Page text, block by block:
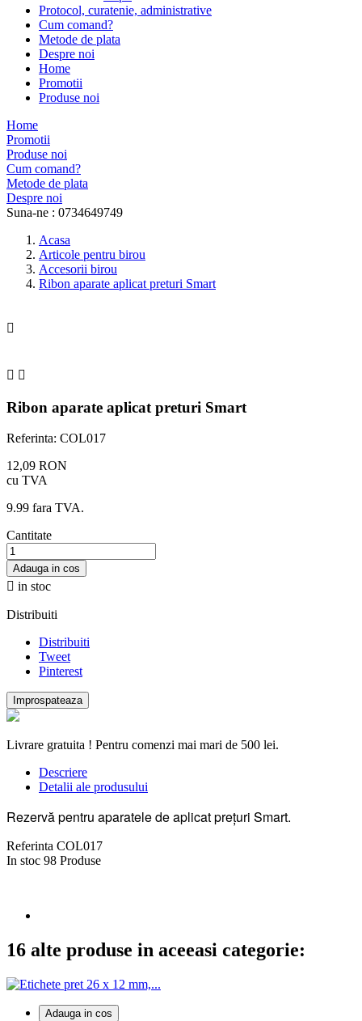
Protocol, curatenie, administrative
Cum comand?
Metode de plata
Despre noi
Home
Promotii
Produse noi
Home
Promotii
Produse noi
Cum comand?
Metode de plata
Despre noi
Suna-ne : 0734649749
Acasa
Articole pentru birou
Accesorii birou
Ribon aparate aplicat preturi Smart

 
Ribon aparate aplicat preturi Smart
Referinta: COL017
12,09 RON
cu TVA
9.99 fara TVA.
Cantitate
Adauga in cos
 in stoc
Distribuiti
Distribuiti
Tweet
Pinterest
Livrare gratuita ! Pentru comenzi mai mari de 500 lei.
Descriere
Detalii ale produsului
Rezervă pentru aparatele de aplicat prețuri Smart.
Referinta COL017
In stoc 98 Produse
16 alte produse in aceeasi categorie:
Adauga in cos